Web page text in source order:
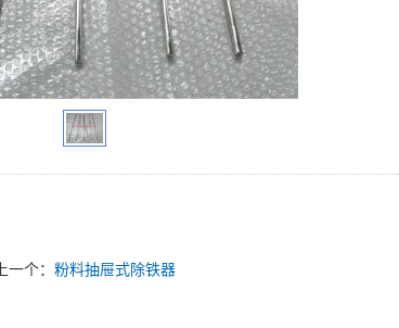
上一个：粉料抽屉式除铁器